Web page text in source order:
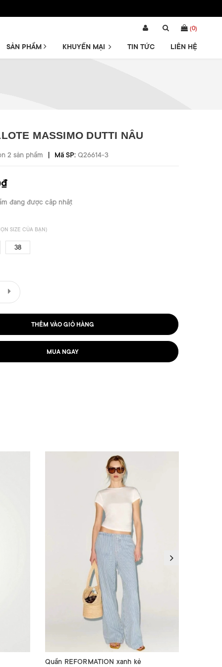
(0)
SẢN PHẨM KHUYẾN MẠI TIN TỨC LIÊN HỆ
MASSIMO DUTTI NÂU
2 sản phẩm | Mã SP: Q26614-3
đang được cập nhật
SIZE CỦA BẠN)
38
THÊM VÀO GIỎ HÀNG
MUA NGAY
Quần REFORMATION xanh kẻ